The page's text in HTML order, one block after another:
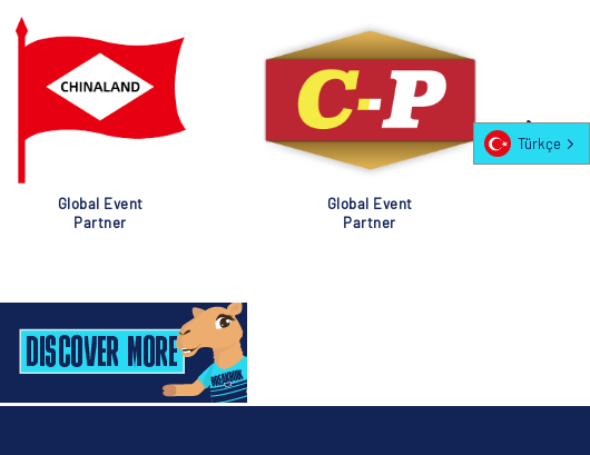
Global Event
Partner
Global Event
Partner
Türkçe